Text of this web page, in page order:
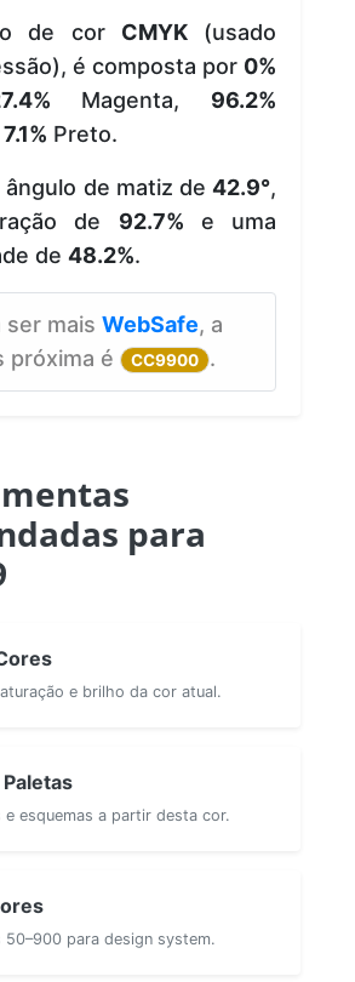
de cor CMYK(usado
é composta por 0%
Magenta, 96.2%
7.1% Preto.
ângulo de matiz de 42.9°,
de 92.7% e uma
de 48.2%.
ser mais WebSafe, a
próxima é
CC9900 .
para
e brilho da cor atual.
e esquemas a partir desta cor.
50–900 para design system.